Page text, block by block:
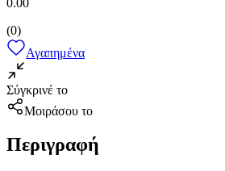
(0)
Αγαπημένα
Σύγκρινέ το
Μοιράσου το
Περιγραφή